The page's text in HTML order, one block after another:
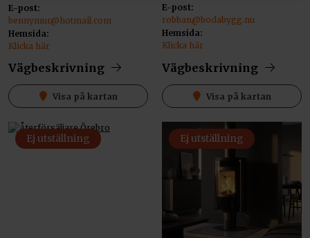
E-post:
bennymur@hotmail.com
Hemsida:
Klicka här
Vägbeskrivning
Visa på kartan
E-post:
robban@bodabygg.nu
Hemsida:
Klicka här
Vägbeskrivning
Visa på kartan
Ej utställning Ej utställning